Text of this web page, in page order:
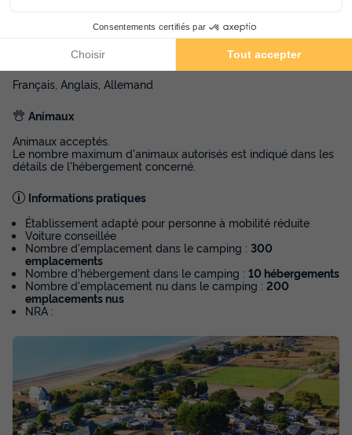
Langues parlées à l'accueil
Français, Anglais, Allemand
Animaux
Animaux acceptés.
Le nombre maximum d'animaux autorisés est indiqué dans les
détails de l'hébergement concerné.
Informations pratiques
Établissement adapté pour personne à mobilité réduite
Voiture conseillée
Nombre d'emplacement dans le camping : 300
emplacements
Nombre d'hébergement dans le camping : 10 hébergements
Nombre d'emplacement nu dans le camping : 200
emplacements nus
NRA :
Voir la carte